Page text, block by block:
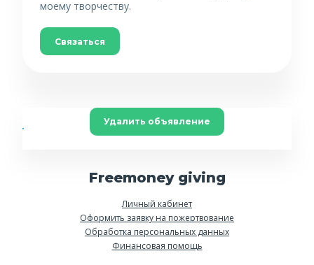
моему творчеству.
Связаться
Удалить объявление
Freemoney giving
Личный кабинет
Оформить заявку на пожертвование
Обработка персональных данных
Финансовая помощь